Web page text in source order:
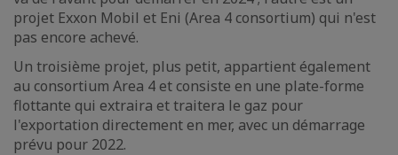
projet Exxon Mobil et Eni (Area 4 consortium) qui n'est
pas encore achevé.
Un troisième projet, plus petit, appartient également
au consortium Area 4 et consiste en une plate-forme
flottante qui extraira et traitera le gaz pour
l'exportation directement en mer, avec un démarrage
prévu pour 2022.